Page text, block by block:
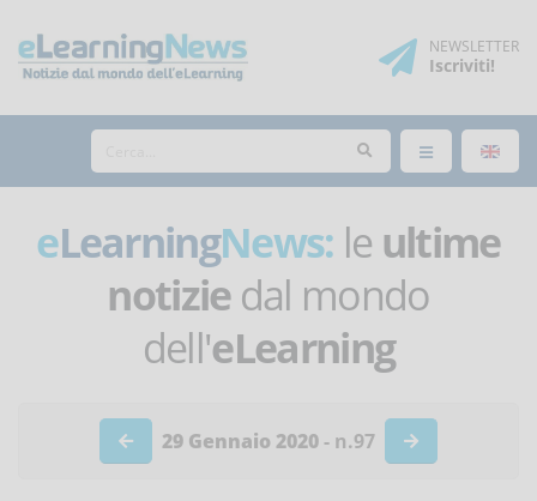
NEWSLETTER
Iscriviti!
eLearningNews: le ultime
notiziedal mondo
dell'eLearning
29 Gennaio 2020 - n.97